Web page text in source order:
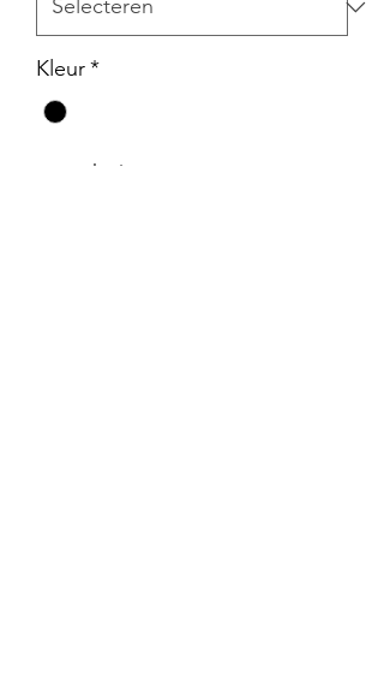
Kleur*
gewicht *